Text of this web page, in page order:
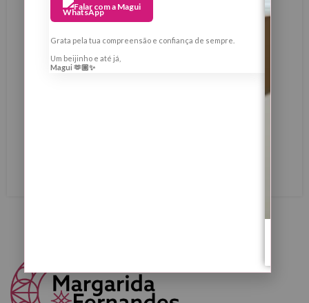
Lua Nova de 16 de Maio de 2026 em
Touro — Ritual de Reestruturação
Energética, Estabilidade Interior e
Prosperidade Consciente
Falar com a Magui
Grata pela tua compreensão e confiança de sempre.
Um beijinho e até já,
Magui 🫶🏼✨